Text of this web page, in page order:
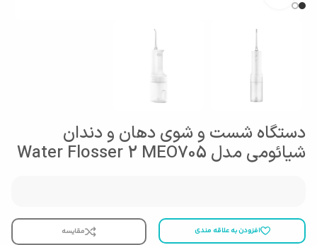
دستگاه شست و شوی دهان و دندان
شیائومی مدل Water Flosser 2 MEO705
افزودن به علاقه مندی مقایسه